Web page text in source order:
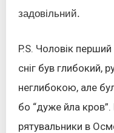
задовільний.
P.S. Чоловік
сніг був глибокий,
неглибокою, але
бо “дуже йла
рятувальники в